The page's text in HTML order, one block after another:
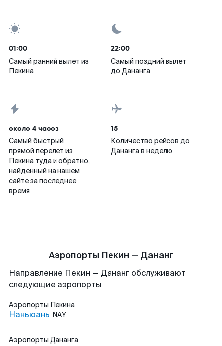
01:00
Самый ранний вылет из
Пекина
22:00
Самый поздний вылет
до Дананга
около 4 часов
Самый быстрый
прямой перелет из
Пекина туда и обратно,
найденный на нашем
сайте за последнее
время
15
Количество рейсов до
Дананга в неделю
Аэропорты Пекин — Дананг
Направление Пекин — Дананг обслуживают
следующие аэропорты
Аэропорты Пекина
Наньюань NAY
Аэропорты Дананга